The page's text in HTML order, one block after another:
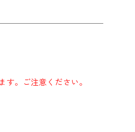
。ご注意ください。